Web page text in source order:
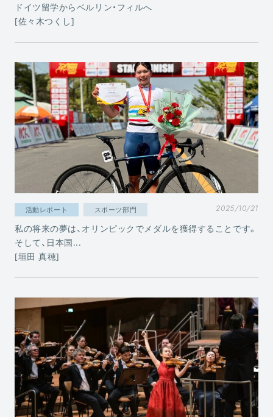
ドイツ留学からベルリン・フィルへ
[佐々木つくし]
活動レポート スポーツ部門 2025/10/21
私の将来の夢は、オリンピックでメダルを獲得することです。
そして、日本国...
[垣田 真穂]